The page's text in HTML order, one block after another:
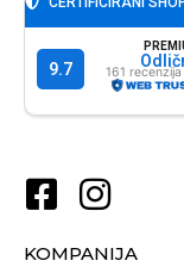
KOMPANIJA